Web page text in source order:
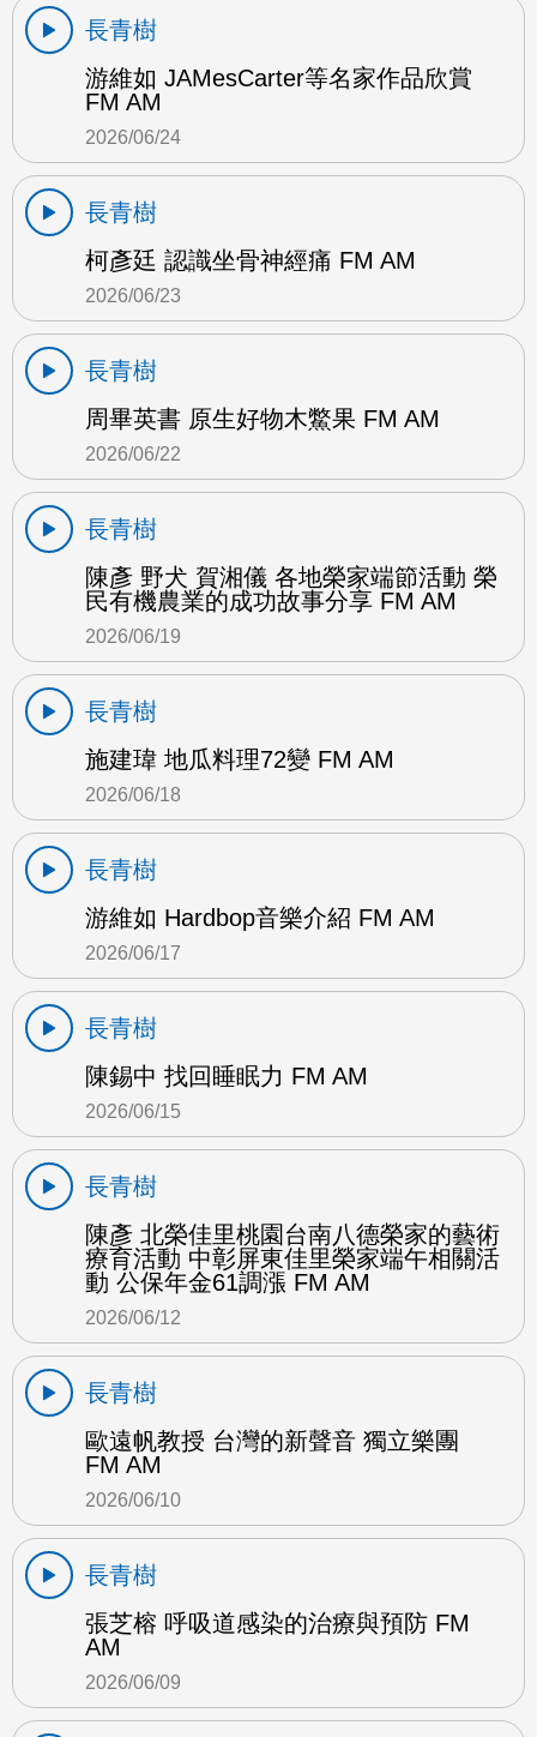
長青樹
游維如 JAMesCarter等名家作品欣賞
FM AM
2026/06/24
長青樹
柯彥廷 認識坐骨神經痛 FM AM
2026/06/23
長青樹
周畢英書 原生好物木鱉果 FM AM
2026/06/22
長青樹
陳彥 野犬 賀湘儀 各地榮家端節活動 榮
民有機農業的成功故事分享 FM AM
2026/06/19
長青樹
施建瑋 地瓜料理72變 FM AM
2026/06/18
長青樹
游維如 Hardbop音樂介紹 FM AM
2026/06/17
長青樹
陳錫中 找回睡眠力 FM AM
2026/06/15
長青樹
陳彥 北榮佳里桃園台南八德榮家的藝術
療育活動 中彰屏東佳里榮家端午相關活
動 公保年金61調漲 FM AM
2026/06/12
長青樹
歐遠帆教授 台灣的新聲音 獨立樂團
FM AM
2026/06/10
長青樹
張芝榕 呼吸道感染的治療與預防 FM
AM
2026/06/09